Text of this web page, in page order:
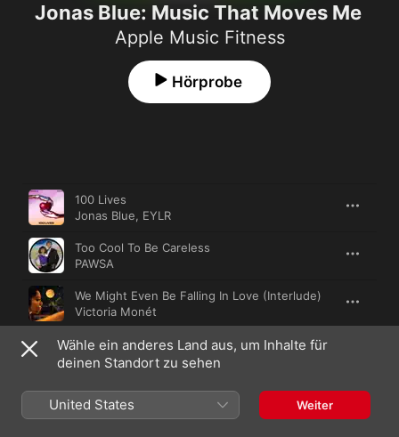
Jonas Blue: Music That Moves Me
Apple Music Fitness
Hörprobe
100 Lives
Jonas Blue, EYLR
Too Cool To Be Careless
PAWSA
We Might Even Be Falling In Love (Interlude)
Victoria Monét
yes, and? (Jonas Blue Remix)
Ariana Grande, Jonas Blue
everyday
Fireboy DML
Wähle ein anderes Land aus, um Inhalte für
deinen Standort zu sehen
United States Weiter